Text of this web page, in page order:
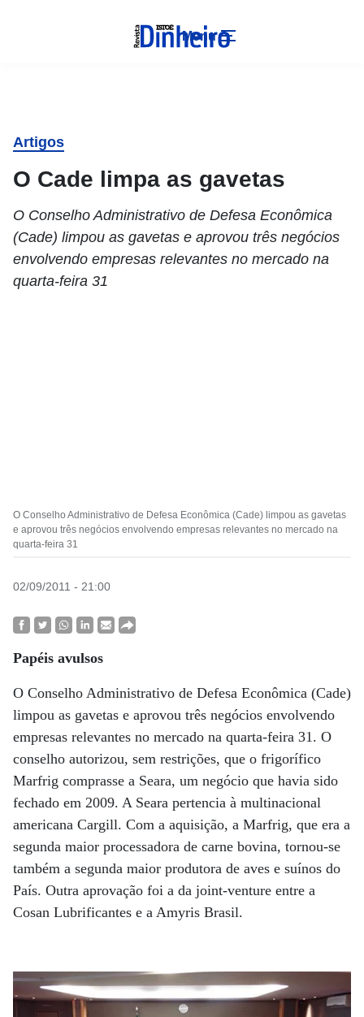
Menu
Artigos
O Cade limpa as gavetas
O Conselho Administrativo de Defesa Econômica
(Cade) limpou as gavetas e aprovou três negócios
envolvendo empresas relevantes no mercado na
quarta-feira 31
O Conselho Administrativo de Defesa Econômica (Cade) limpou as gavetas
e aprovou três negócios envolvendo empresas relevantes no mercado na
quarta-feira 31
02/09/2011 - 21:00
Papéis avulsos
O Conselho Administrativo de Defesa Econômica (Cade)
limpou as gavetas e aprovou três negócios envolvendo
empresas relevantes no mercado na quarta-feira 31. O
conselho autorizou, sem restrições, que o frigorífico
Marfrig comprasse a Seara, um negócio que havia sido
fechado em 2009. A Seara pertencia à multinacional
americana Cargill. Com a aquisição, a Marfrig, que era a
segunda maior processadora de carne bovina, tornou-se
também a segunda maior produtora de aves e suínos do
País. Outra aprovação foi a da joint-venture entre a
Cosan Lubrificantes e a Amyris Brasil.